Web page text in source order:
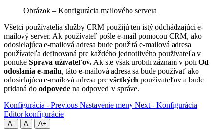
Obrázok – Konfigurácia mailového servera
Všetci používatelia služby CRM použijú ten istý odchádzajúci e-
mailový server. Ak používateľ pošle e-mail pomocou CRM, ako
odosielajúca e-mailová adresa bude použitá e-mailová adresa
používateľa definovaná pre každého jednotlivého používateľa v
ponuke Správa užívateľov. Ak ste však urobili záznam v poli Od
odoslania e-mailu, táto e-mailová adresa sa bude používať ako
odosielajúca e-mailová adresa pre všetkých používateľov a bude
pridaná do odpovede na odpoveď v správe.
Konfigurácia - Previous Nastavenie meny Next - Konfigurácia
Editor konfigurácie
A- A A+